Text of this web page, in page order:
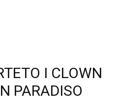
I CLOWN
PARADISO